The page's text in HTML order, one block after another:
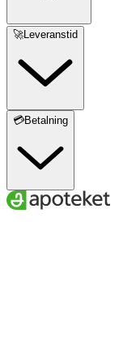
🚀Leveranstid
💳Betalning